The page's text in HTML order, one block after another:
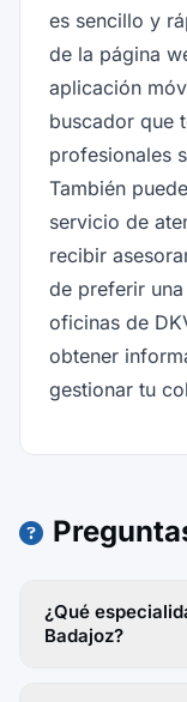
es sencillo y
de la página
aplicación
buscador que
profesionales
También
servicio de
recibir
de preferir
oficinas de
obtener
gestionar tu
¿Qué
Badajoz?